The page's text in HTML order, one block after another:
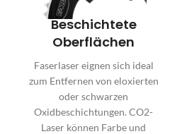
Beschichtete
Oberflächen
Faserlaser eignen sich ideal
zum Entfernen von eloxierten
oder schwarzen
Oxidbeschichtungen. CO2-
Laser können Farbe und